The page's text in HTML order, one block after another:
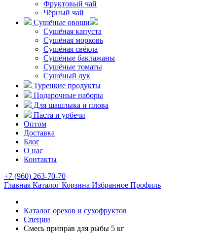
Фруктовый чай
Чёрный чай
Сушёные овощи
Сушёная капуста
Сушёная морковь
Сушёная свёкла
Сушёные баклажаны
Сушёные томаты
Сушёный лук
Турецкие продукты
Подарочные наборы
Для шашлыка и плова
Паста и урбечи
Оптом
Доставка
Блог
О нас
Контакты
+7 (960) 263-70-70
Главная Каталог Корзина Избранное Профиль
Каталог орехов и сухофруктов
Специи
Смесь приправ для рыбы 5 кг